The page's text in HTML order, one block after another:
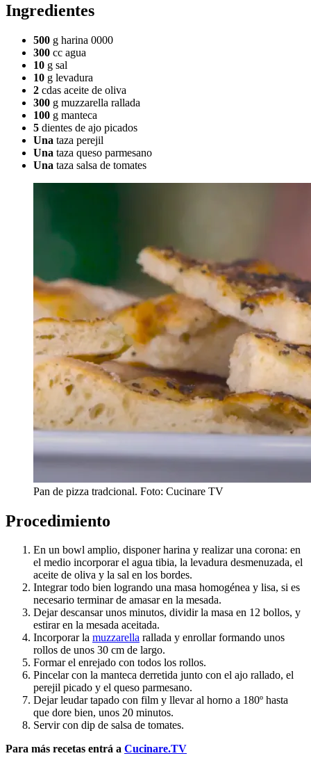
Ingredientes
500 g harina 0000
300 cc agua
10 g sal
10 g levadura
2 cdas aceite de oliva
300 g muzzarella rallada
100 g manteca
5 dientes de ajo picados
Una taza perejil
Una taza queso parmesano
Una taza salsa de tomates
Pan de pizza tradcional. Foto: Cucinare TV
Procedimiento
En un bowl amplio, disponer harina y realizar una corona: en
el medio incorporar el agua tibia, la levadura desmenuzada, el
aceite de oliva y la sal en los bordes.
Integrar todo bien logrando una masa homogénea y lisa, si es
necesario terminar de amasar en la mesada.
Dejar descansar unos minutos, dividir la masa en 12 bollos, y
estirar en la mesada aceitada.
Incorporar la muzzarella rallada y enrollar formando unos
rollos de unos 30 cm de largo.
Formar el enrejado con todos los rollos.
Pincelar con la manteca derretida junto con el ajo rallado, el
perejil picado y el queso parmesano.
Dejar leudar tapado con film y llevar al horno a 180º hasta
que dore bien, unos 20 minutos.
Servir con dip de salsa de tomates.
Para más recetas entrá a Cucinare.TV